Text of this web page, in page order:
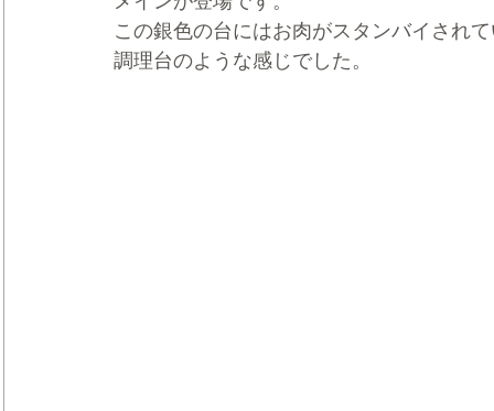
この銀色の台にはお肉がスタンバイされ
調理台のような感じでした。